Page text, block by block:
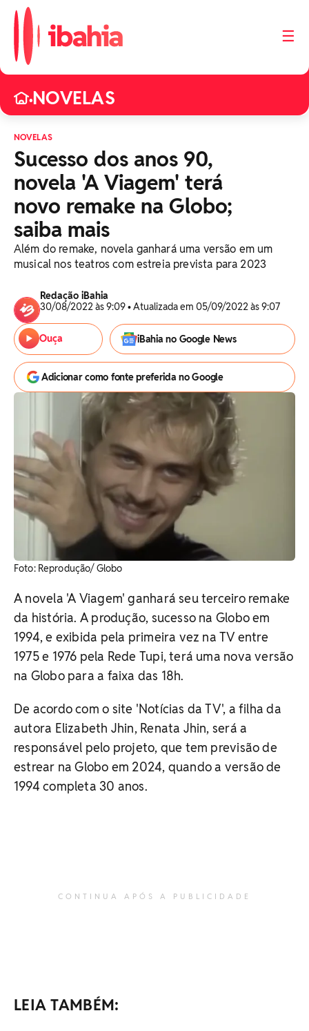
☰
•NOVELAS
NOVELAS
Sucesso dos anos 90,
novela 'A Viagem' terá
novo remake na Globo;
saiba mais
Além do remake, novela ganhará uma versão em um
musical nos teatros com estreia prevista para 2023
Redação iBahia
30/08/2022 às 9:09 • Atualizada em 05/09/2022 às 9:07
Ouça iBahia no Google News
Adicionar como fonte preferida no Google
Foto: Reprodução/ Globo
A novela 'A Viagem' ganhará seu terceiro remake
da história. A produção, sucesso na Globo em
1994, e exibida pela primeira vez na TV entre
1975 e 1976 pela Rede Tupi, terá uma nova versão
na Globo para a faixa das 18h.
De acordo com o site 'Notícias da TV', a filha da
autora Elizabeth Jhin, Renata Jhin, será a
responsável pelo projeto, que tem previsão de
estrear na Globo em 2024, quando a versão de
1994 completa 30 anos.
CONTINUA APÓS A PUBLICIDADE
LEIA TAMBÉM: